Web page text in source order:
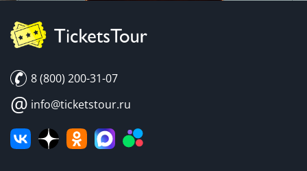
8 (800) 200-31-07
@ info@ticketstour.ru